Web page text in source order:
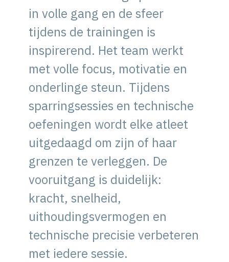
in volle gang en de sfeer
tijdens de trainingen is
inspirerend. Het team werkt
met volle focus, motivatie en
onderlinge steun. Tijdens
sparringsessies en technische
oefeningen wordt elke atleet
uitgedaagd om zijn of haar
grenzen te verleggen. De
vooruitgang is duidelijk:
kracht, snelheid,
uithoudingsvermogen en
technische precisie verbeteren
met iedere sessie.